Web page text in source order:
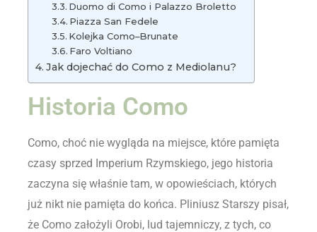
Duomo di Como i Palazzo Broletto
Piazza San Fedele
Kolejka Como–Brunate
Faro Voltiano
Jak dojechać do Como z Mediolanu?
Historia Como
Como, choć nie wygląda na miejsce, które pamięta
czasy sprzed Imperium Rzymskiego, jego historia
zaczyna się właśnie tam, w opowieściach, których
już nikt nie pamięta do końca. Pliniusz Starszy pisał,
że Como założyli Orobi, lud tajemniczy, z tych, co